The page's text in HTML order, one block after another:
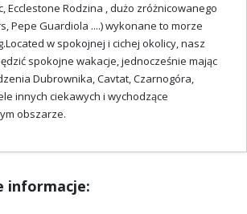
Ecclestone Rodzina , dużo zróżnicowanego
Pepe Guardiola ....) wykonane to morze
w spokojnej i cichej okolicy, nasz
spokojne wakacje, jednocześnie mając
Dubrownika, Cavtat, Czarnogóra,
innych ciekawych i wychodzące
obszarze.
informacje: